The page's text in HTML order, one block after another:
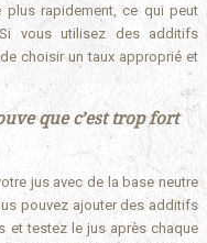
rapidement, ce qui peut
vous utilisez des additifs
choisir un taux approprié et
que c’est trop fort
jus avec de la base neutre
pouvez ajouter des additifs
et testez le jus après chaque